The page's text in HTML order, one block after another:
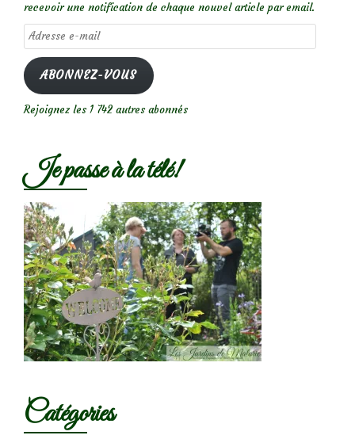
recevoir une notification de chaque nouvel article par email.
Adresse
e-
mail
ABONNEZ-VOUS
Rejoignez les 1 742 autres abonnés
Je passe à la télé!
Catégories